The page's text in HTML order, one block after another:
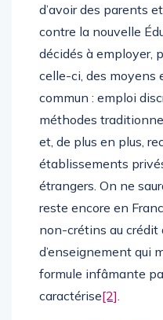
d’avoir des parents
contre la nouvelle
décidés à employer,
celle-ci, des moyens
commun : emploi
méthodes
et, de plus en plus,
établissements
étrangers. On ne
reste encore en
non-crétins au crédit
d’enseignement qui
formule infâmante
caractérise[2]